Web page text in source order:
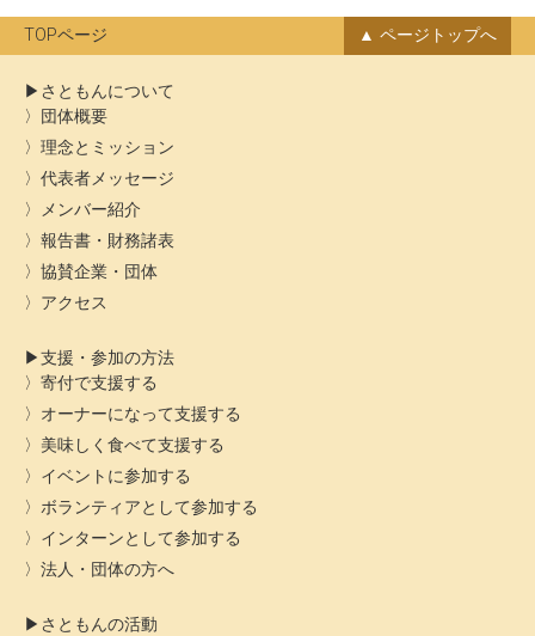
ブ
TOPページ ページトップへ
さともんについて
団体概要
理念とミッション
代表者メッセージ
メンバー紹介
報告書・財務諸表
協賛企業・団体
アクセス
支援・参加の方法
寄付で支援する
オーナーになって支援する
美味しく食べて支援する
イベントに参加する
ボランティアとして参加する
インターンとして参加する
法人・団体の方へ
さともんの活動